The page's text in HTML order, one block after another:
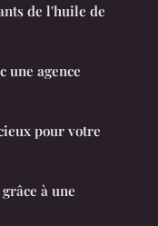
de l'huile de
une agence
pour votre
à une